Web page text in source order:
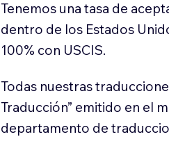
Tenemos una tasa de
dentro de los Estados
100% con USCIS.
Todas nuestras
Traducción” emitido en el
departamento de